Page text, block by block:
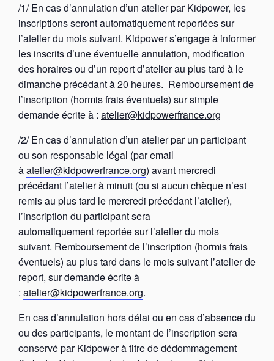
/1/ En cas d’annulation d’un atelier par Kidpower, les
inscriptions seront automatiquement reportées sur
l’atelier du mois suivant. Kidpower s’engage à informer
les inscrits d’une éventuelle annulation, modification
des horaires ou d’un report d’atelier au plus tard à le
dimanche précédant à 20 heures. Remboursement de
l’inscription (hormis frais éventuels) sur simple
demande écrite à : atelier@kidpowerfrance.org
/2/ En cas d’annulation d’un atelier par un participant
ou son responsable légal (par email
àatelier@kidpowerfrance.org) avant mercredi
précédant l’atelier à minuit (ou si aucun chèque n’est
remis au plus tard le mercredi précédant l’atelier),
l’inscription du participant sera
automatiquement reportée sur l’atelier du mois
suivant. Remboursement de l’inscription (hormis frais
éventuels) au plus tard dans le mois suivant l’atelier de
report, sur demande écrite à
: atelier@kidpowerfrance.org.
En cas d’annulation hors délai ou en cas d’absence du
ou des participants, le montant de l’inscription sera
conservé par Kidpower à titre de dédommagement